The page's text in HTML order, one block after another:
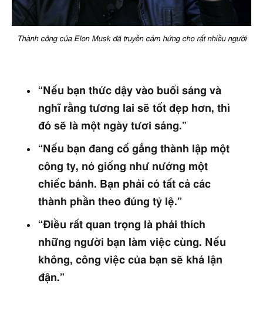
Thành công của Elon Musk đã truyền cảm hứng cho rất nhiều người
“Nếu bạn thức dậy vào buổi sáng và
nghĩ rằng tương lai sẽ tốt đẹp hơn, thì
đó sẽ là một ngày tươi sáng.”
“Nếu bạn đang cố gắng thành lập một
công ty, nó giống như nướng một
chiếc bánh. Bạn phải có tất cả các
thành phần theo đúng tỷ lệ.”
“Điều rất quan trọng là phải thích
những người bạn làm việc cùng. Nếu
không, công việc của bạn sẽ khá lận
đận.”